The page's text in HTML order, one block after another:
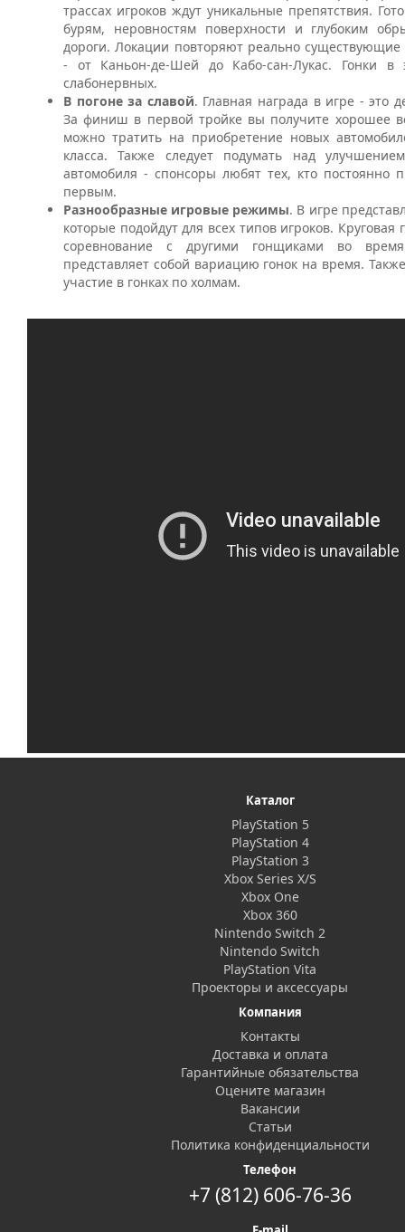
трассах игроков ждут уникальные препятствия.
бурям, неровностям поверхности и глубоким
дороги. Локации повторяют реально
- от Каньон-де-Шей до Кабо-сан-Лукас. Гонки в
слабонервных.
В погоне за славой. Главная награда в игре - это
За финиш в первой тройке вы получите хорошее
можно тратить на приобретение новых
класса. Также следует подумать над
автомобиля - спонсоры любят тех, кто постоянно
первым.
Разнообразные игровые режимы. В игре
которые подойдут для всех типов игроков. Круговая
соревнование с другими гонщиками во
представляет собой вариацию гонок на время.
участие в гонках по холмам.
Каталог
PlayStation 5
PlayStation 4
PlayStation 3
Xbox Series X/S
Xbox One
Xbox 360
Nintendo Switch 2
Nintendo Switch
PlayStation Vita
Проекторы и аксессуары
Компания
Контакты
Доставка и оплата
Гарантийные обязательства
Оцените магазин
Вакансии
Статьи
Политика конфиденциальности
Телефон
+7 (812) 606-76-36